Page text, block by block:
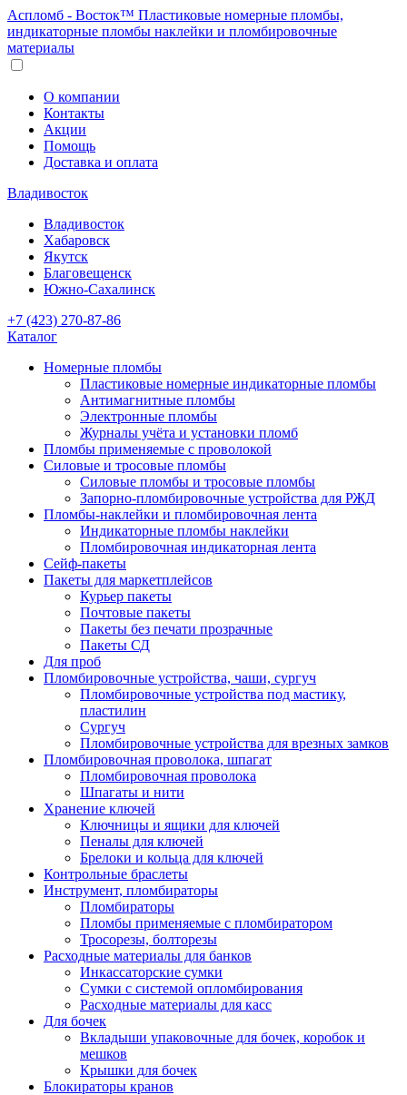
Аспломб - Восток™ Пластиковые номерные пломбы,
индикаторные пломбы наклейки и пломбировочные
материалы
О компании
Контакты
Акции
Помощь
Доставка и оплата
Владивосток
Владивосток
Хабаровск
Якутск
Благовещенск
Южно-Сахалинск
+7 (423) 270-87-86
Каталог
Номерные пломбы
Пластиковые номерные индикаторные пломбы
Антимагнитные пломбы
Электронные пломбы
Журналы учёта и установки пломб
Пломбы применяемые с проволокой
Силовые и тросовые пломбы
Силовые пломбы и тросовые пломбы
Запорно-пломбировочные устройства для РЖД
Пломбы-наклейки и пломбировочная лента
Индикаторные пломбы наклейки
Пломбировочная индикаторная лента
Сейф-пакеты
Пакеты для маркетплейсов
Курьер пакеты
Почтовые пакеты
Пакеты без печати прозрачные
Пакеты СД
Для проб
Пломбировочные устройства, чаши, сургуч
Пломбировочные устройства под мастику,
пластилин
Сургуч
Пломбировочные устройства для врезных замков
Пломбировочная проволока, шпагат
Пломбировочная проволока
Шпагаты и нити
Хранение ключей
Ключницы и ящики для ключей
Пеналы для ключей
Брелоки и кольца для ключей
Контрольные браслеты
Инструмент, пломбираторы
Пломбираторы
Пломбы применяемые с пломбиратором
Тросорезы, болторезы
Расходные материалы для банков
Инкассаторские сумки
Сумки с системой опломбирования
Расходные материалы для касс
Для бочек
Вкладыши упаковочные для бочек, коробок и
мешков
Крышки для бочек
Блокираторы кранов